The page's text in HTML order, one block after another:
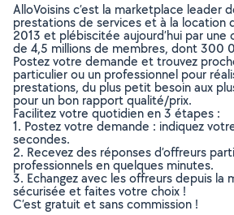
AlloVoisins c’est la marketplace leader
prestations de services et à la location
2013 et plébiscitée aujourd’hui par
de 4,5 millions de membres, dont 300
Postez votre demande et trouvez
particulier ou un professionnel pour
prestations, du plus petit besoin aux
pour un bon rapport qualité/prix.
Facilitez votre quotidien en 3 étapes :
1. Postez votre demande : indiquez
secondes.
2. Recevez des réponses d’offreurs
professionnels en quelques minutes.
3. Echangez avec les offreurs depuis la
sécurisée et faites votre choix !
C’est gratuit et sans commission !